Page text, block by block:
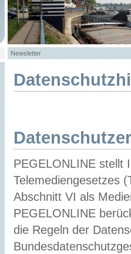
Newsletter
PEGELONLINE stellt
Telemediengesetzes
Abschnitt VI als
PEGELONLINE
die Regeln der